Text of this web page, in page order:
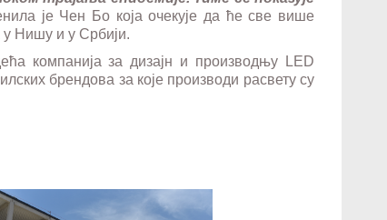
је Чен Бо која очекује да ће све више
у Нишу и у Србији.
компанија за дизајн и производњу LED
брендова за које производи расвету су